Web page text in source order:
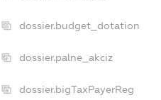
dossier.budget_dotation
dossier.palne_akciz
dossier.bigTaxPayerReg